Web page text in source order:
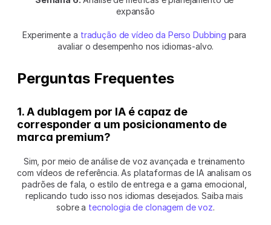
expansão
Experimente a tradução de vídeo da Perso Dubbing para
avaliar o desempenho nos idiomas-alvo.
Perguntas Frequentes
1. A dublagem por IA é capaz de
corresponder a um posicionamento de
marca premium?
Sim, por meio de análise de voz avançada e treinamento
com vídeos de referência. As plataformas de IA analisam os
padrões de fala, o estilo de entrega e a gama emocional,
replicando tudo isso nos idiomas desejados. Saiba mais
sobre a tecnologia de clonagem de voz.